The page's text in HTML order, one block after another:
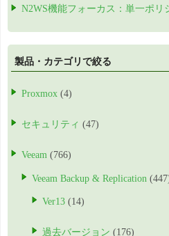
N2WS機能フォーカス：単一ポリ
製品・カテゴリで絞る
Proxmox (4)
セキュリティ (47)
Veeam (766)
Veeam Backup & Replication
Ver13 (14)
過去バージョン (176)